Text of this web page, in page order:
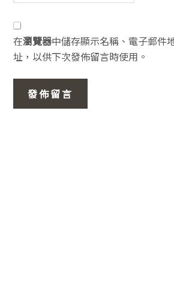
在瀏覽器中儲存顯示名稱、電子郵件
址，以供下次發佈留言時使用。